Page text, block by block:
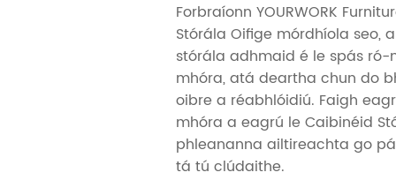
Forbraíonn YOURWORK
Stórála Oifige mórdhíola seo,
stórála adhmaid é le spás
mhóra, atá deartha chun do
oibre a réabhlóidiú. Faigh
mhóra a eagrú le Caibinéid
phleananna ailtireachta go
tá tú clúdaithe.